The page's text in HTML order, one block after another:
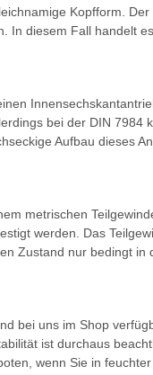
Kopfform.
In diesem Fall handelt
bei der DIN
Aufbau dieses
metrischen
werden. Das
Zustand nur bedingt
bei uns im Shop
ist durchaus
wenn Sie in